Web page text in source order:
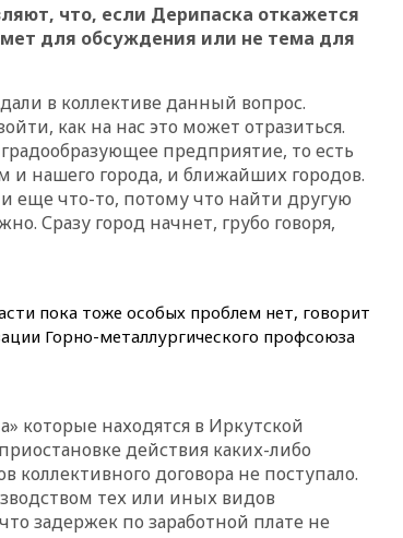
до 2032 года
станет значительно дороже
вчера, 22:20Путин назвал 76-ю
гвардейскую десантно-
штурмовую дивизию
легендарной
вчера, 22:15Путин заслушал
признала нежелательным в
РФ американский Human
и Геленджик
вчера, 21:25 Руслан Терновой
выиграл золото чемпионата
Европы в прыжках с 10-
метровой вышки
что, если Дерипаска откажется
для обсуждения или не тема для
в коллективе данный вопрос.
как на нас это может отразиться.
предприятие, то есть
и нашего города, и ближайших городов.
еще что-то, потому что найти другую
Сразу город начнет, грубо говоря,
пока тоже особых проблем нет, говорит
Горно-металлургического профсоюза
которые находятся в Иркутской
действия каких-либо
коллективного договора не поступало.
тех или иных видов
задержек по заработной плате не